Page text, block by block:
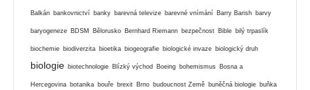
Balkán bankovnictví banky barevná televize barevné vnímání Barry Barish barvy
baryogeneze BDSM Bělorusko Bernhard Riemann bezpečnost Bible bilý trpaslík
biochemie biodiverzita bioetika biogeografie biologické invaze biologický druh
biologie biotechnologie Blízký východ Boeing bohemismus Bosna a
Hercegovina botanika bouře brexit Brno budoucnost Země buněčná biologie buňka